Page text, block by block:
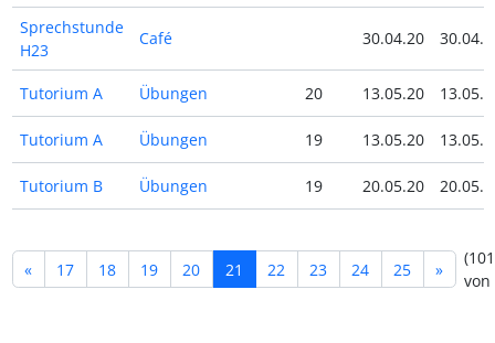
Sprechstunde
H23
Café 30.04.20
Tutorium A Übungen 20 13.05.20
Tutorium A Übungen 19 13.05.20
Tutorium B Übungen 19 20.05.20
« 17 18 19 20 21 22 23 24 25 »
von